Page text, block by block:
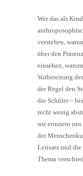
Wer das als
verstehen,
über den
einsehen,
Vorbereitung
der Regel den
die Schüler –
recht wenig
wir erinnern
der
Leitsatz und
Thema